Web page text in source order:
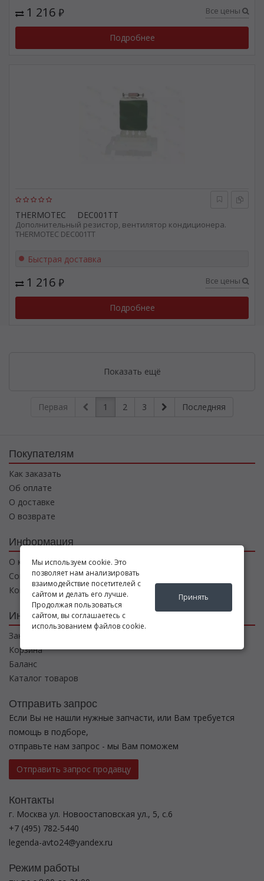
1 216 ₽ Все цены
Подробнее
THERMOTEC DEC001TT
Дополнительный резистор, вентилятор кондиционера.
THERMOTEC DEC001TT
Быстрая доставка
1 216 ₽ Все цены
Подробнее
Показать ещё
Первая 1 2 3 Последняя
Покупателям
Как заказать
Об оплате
О доставке
О возврате
Информация
О компании
Соглашение
Контакты
Интернет магазин
Заказы
Корзина
Баланс
Каталог товаров
Отправить запрос
Если Вы не нашли нужные запчасти, или Вам требуется
помощь в подборе,
отправьте нам запрос - мы Вам поможем
Отправить запрос продавцу
Контакты
г. Москва ул. Новоостаповская ул., 5, с.6
+7 (495) 782-5440
legenda-avto24@yandex.ru
Режим работы
Мы используем cookie. Это
позволяет нам анализировать
взаимодействие посетителей с
сайтом и делать его лучше.
Продолжая пользоваться
сайтом, вы соглашаетесь с
использованием файлов cookie.
Принять